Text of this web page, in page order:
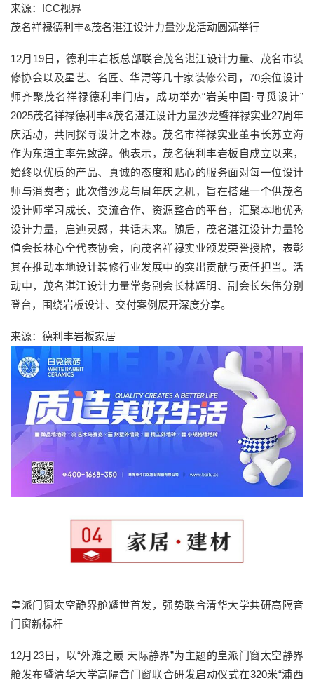
来源：ICC视界
茂名祥禄德利丰&茂名湛江设计力量沙龙活动圆满举行
12月19日，德利丰岩板总部联合茂名湛江设计力量、茂名市装
修协会以及星艺、名匠、华浔等几十家装修公司，70余位设计
师齐聚茂名祥禄德利丰门店，成功举办“岩美中国·寻觅设计”
2025茂名祥禄德利丰&茂名湛江设计力量沙龙暨祥禄实业27周年
庆活动，共同探寻设计之本源。茂名市祥禄实业董事长苏立海
作为东道主率先致辞。他表示，茂名德利丰岩板自成立以来，
始终以优质的产品、真诚的态度和贴心的服务面对每一位设计
师与消费者；此次借沙龙与周年庆之机，旨在搭建一个供茂名
设计师学习成长、交流合作、资源整合的平台，汇聚本地优秀
设计力量，启迪灵感，共话未来。随后，茂名湛江设计力量轮
值会长林心全代表协会，向茂名祥禄实业颁发荣誉授牌，表彰
其在推动本地设计装修行业发展中的突出贡献与责任担当。活
动中，茂名湛江设计力量常务副会长林辉明、副会长朱伟分别
登台，围绕岩板设计、交付案例展开深度分享。
来源：德利丰岩板家居
皇派门窗太空静界舱耀世首发，强势联合清华大学共研高隔音
门窗新标杆
12月23日，以“外滩之巅 天际静界”为主题的皇派门窗太空静界
舱发布暨清华大学高隔音门窗联合研发启动仪式在320米“浦西